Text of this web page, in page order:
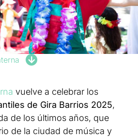
vuelve a celebrar los
de Gira Barrios 2025,
de los últimos años, que
de la ciudad de música y